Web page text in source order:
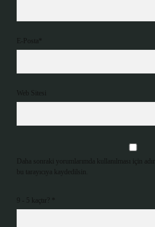
E-Posta*
Web Sitesi
Daha sonraki yorumlarımda kullanılması için
bu tarayıcıya kaydedilsin.
9 - 5 kaçtır?